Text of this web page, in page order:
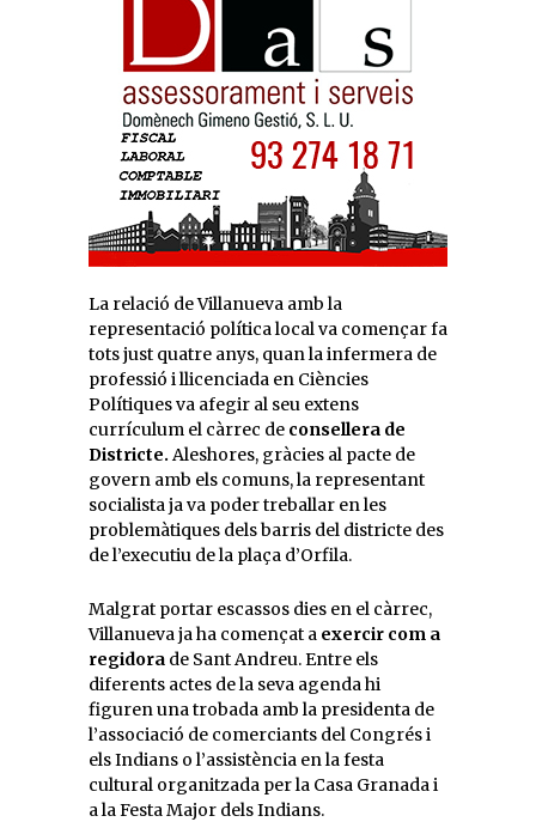
La relació de Villanueva amb la
representació política local va començar fa
tots just quatre anys, quan la infermera de
professió i llicenciada en Ciències
Polítiques va afegir al seu extens
currículum el càrrec de consellera de
Districte. Aleshores, gràcies al pacte de
govern amb els comuns, la representant
socialista ja va poder treballar en les
problemàtiques dels barris del districte des
de l’executiu de la plaça d’Orfila.
Malgrat portar escassos dies en el càrrec,
Villanueva ja ha començat a exercir com a
regidora de Sant Andreu. Entre els
diferents actes de la seva agenda hi
figuren una trobada amb la presidenta de
l’associació de comerciants del Congrés i
els Indians o l’assistència en la festa
cultural organitzada per la Casa Granada i
a la Festa Major dels Indians.